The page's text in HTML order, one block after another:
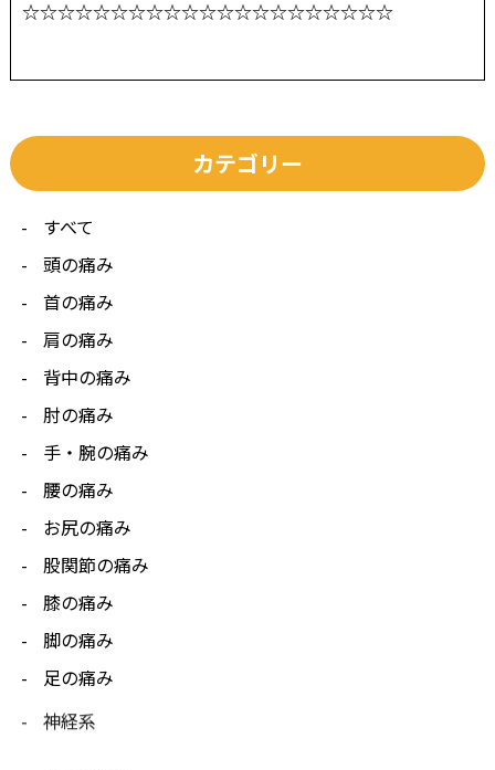
☆☆☆☆☆☆☆☆☆☆☆☆☆☆☆☆☆☆☆☆☆
カテゴリー
すべて
頭の痛み
首の痛み
肩の痛み
背中の痛み
肘の痛み
手・腕の痛み
腰の痛み
お尻の痛み
股関節の痛み
膝の痛み
脚の痛み
足の痛み
神経系